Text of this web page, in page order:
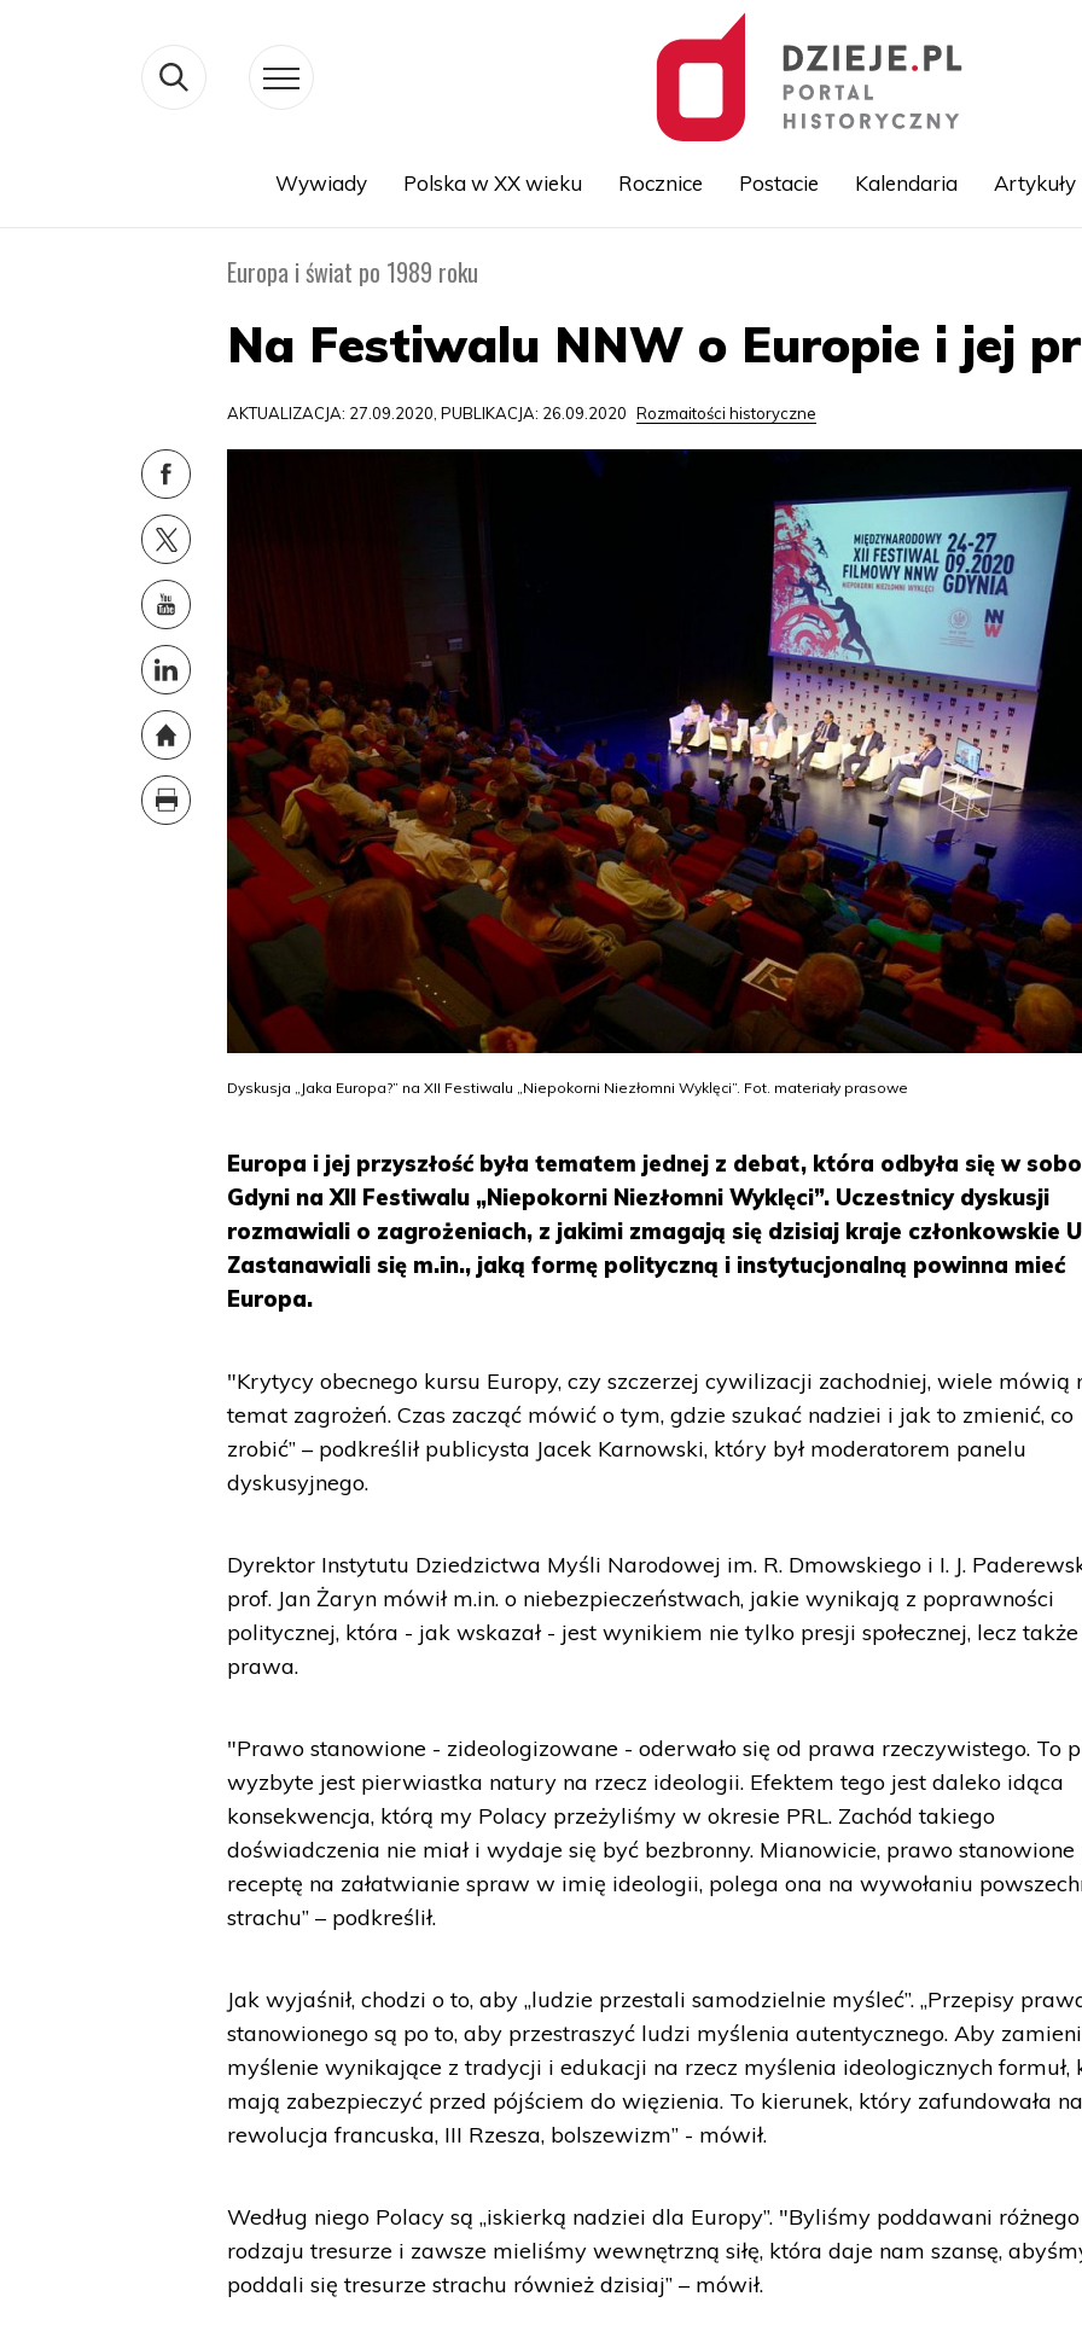
Wywiady Polska w XX wieku Rocznice Postacie Kalendaria Artykuły
Europa i świat po 1989 roku
Na Festiwalu NNW o Europie i jej
AKTUALIZACJA: 27.09.2020, PUBLIKACJA: 26.09.2020 Rozmaitości historyczne
Dyskusja „Jaka Europa?” na XII Festiwalu „Niepokorni Niezłomni Wyklęci”. Fot. materiały prasowe
Europa i jej przyszłość była tematem jednej z debat, która odbyła się w
Gdyni na XII Festiwalu „Niepokorni Niezłomni Wyklęci”. Uczestnicy dyskusji
rozmawiali o zagrożeniach, z jakimi zmagają się dzisiaj kraje członkowskie
Zastanawiali się m.in., jaką formę polityczną i instytucjonalną powinna mieć
Europa.
"Krytycy obecnego kursu Europy, czy szczerzej cywilizacji zachodniej, wiele mówią
temat zagrożeń. Czas zacząć mówić o tym, gdzie szukać nadziei i jak to zmienić, co
zrobić” – podkreślił publicysta Jacek Karnowski, który był moderatorem panelu
dyskusyjnego.
Dyrektor Instytutu Dziedzictwa Myśli Narodowej im. R. Dmowskiego i I. J.
prof. Jan Żaryn mówił m.in. o niebezpieczeństwach, jakie wynikają z poprawności
politycznej, która - jak wskazał - jest wynikiem nie tylko presji społecznej, lecz także
prawa.
"Prawo stanowione - zideologizowane - oderwało się od prawa rzeczywistego. To
wyzbyte jest pierwiastka natury na rzecz ideologii. Efektem tego jest daleko idąca
konsekwencja, którą my Polacy przeżyliśmy w okresie PRL. Zachód takiego
doświadczenia nie miał i wydaje się być bezbronny. Mianowicie, prawo stanowione
receptę na załatwianie spraw w imię ideologii, polega ona na wywołaniu
strachu” – podkreślił.
Jak wyjaśnił, chodzi o to, aby „ludzie przestali samodzielnie myśleć”. „Przepisy
stanowionego są po to, aby przestraszyć ludzi myślenia autentycznego. Aby
myślenie wynikające z tradycji i edukacji na rzecz myślenia ideologicznych formuł,
mają zabezpieczyć przed pójściem do więzienia. To kierunek, który zafundowała
rewolucja francuska, III Rzesza, bolszewizm” - mówił.
Według niego Polacy są „iskierką nadziei dla Europy”. "Byliśmy poddawani różnego
rodzaju tresurze i zawsze mieliśmy wewnętrzną siłę, która daje nam szansę,
poddali się tresurze strachu również dzisiaj” – mówił.